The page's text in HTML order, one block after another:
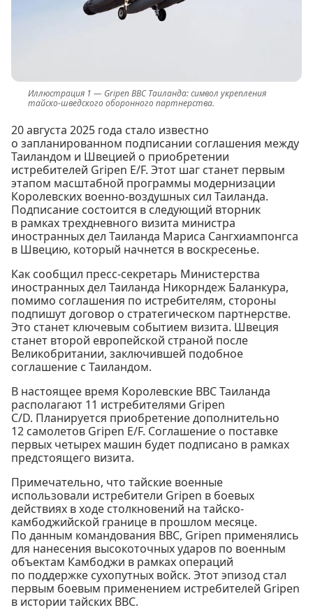
Gripen ВВС Таиланда: символ укрепления
тайско-шведского оборонного партнерства.
20 августа 2025 года стало известно
о запланированном подписании соглашения между
Таиландом и Швецией о приобретении
истребителей Gripen E/F. Этот шаг станет первым
этапом масштабной программы модернизации
Королевских военно-воздушных сил Таиланда.
Подписание состоится в следующий вторник
в рамках трехдневного визита министра
иностранных дел Таиланда Мариса Сангхиампонгса
в Швецию, который начнется в воскресенье.
Как сообщил пресс-секретарь Министерства
иностранных дел Таиланда Никорндеж Баланкура,
помимо соглашения по истребителям, стороны
подпишут договор о стратегическом партнерстве.
Это станет ключевым событием визита. Швеция
станет второй европейской страной после
Великобритании, заключившей подобное
соглашение с Таиландом.
В настоящее время Королевские ВВС Таиланда
располагают 11 истребителями Gripen
C/D. Планируется приобретение дополнительно
12 самолетов Gripen E/F. Соглашение о поставке
первых четырех машин будет подписано в рамках
предстоящего визита.
Примечательно, что тайские военные
использовали истребители Gripen в боевых
действиях в ходе столкновений на тайско-
камбоджийской границе в прошлом месяце.
По данным командования ВВС, Gripen применялись
для нанесения высокоточных ударов по военным
объектам Камбоджи в рамках операций
по поддержке сухопутных войск. Этот эпизод стал
первым боевым применением истребителей Gripen
в истории тайских ВВС.